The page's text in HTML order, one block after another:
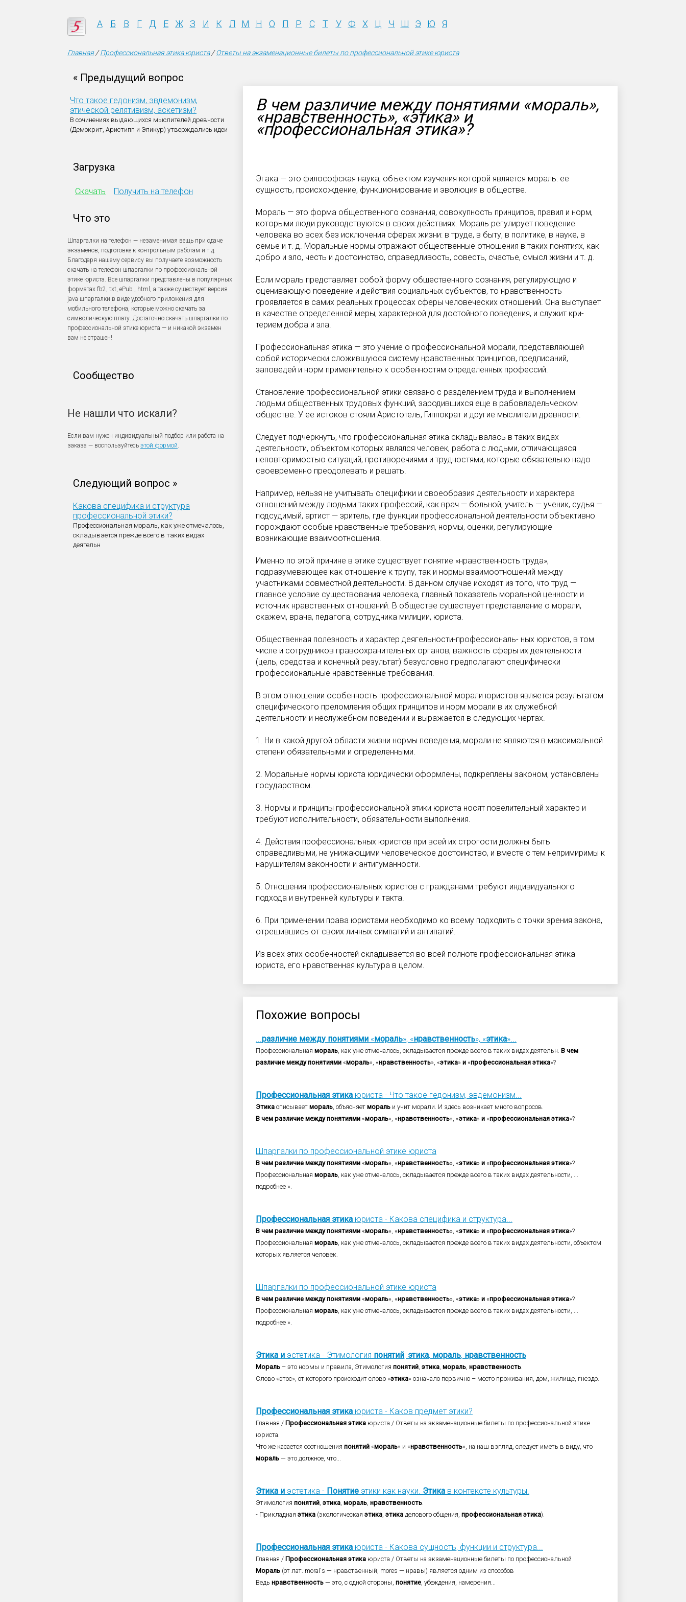
А Б В Г Д Е Ж З И К Л М Н О П Р С Т У Ф Х Ц Ч Ш Э Ю Я
Главная/Профессиональная этика юриста/Ответы на экзаменационные билеты по профессиональной этике юриста
« Предыдущий вопрос
Что такое гедонизм, эвдемонизм,
этической релятивизм, аскетизм?
В сочинениях выдающихся мыслителей древности
(Демокрит, Ари­стипп и Эпикур) утверждались идеи
Загрузка
Скачать Получить на телефон
Что это
Шпаргалки на телефон — незаменимая вещь при сдаче
экзаменов, подготовке к контрольным работам и т.д.
Благодаря нашему сервису вы получаете возможность
скачать на телефон шпаргалки по профессиональной
этике юриста. Все шпаргалки представлены в популярных
форматах fb2, txt, ePub , html, а также существует версия
java шпаргалки в виде удобного приложения для
мобильного телефона, которые можно скачать за
символическую плату. Достаточно скачать шпаргалки по
профессиональной этике юриста — и никакой экзамен
вам не страшен!
Сообщество
Не нашли что искали?
Если вам нужен индивидуальный подбор или работа на
заказа — воспользуйтесь этой формой.
Следующий вопрос »
Какова специфика и структура
профессиональной этики?
Профессиональная мораль, как уже отмечалось,
складывается прежде всего в таких видах
деятельн
В чем различие между понятиями «мораль»,
«нравственность», «этика» и
«профессиональная этика»?
Эгака — это философская наука, объектом изучения которой явля­ется мораль: ее
сущность, происхождение, функционирование и эво­люция в обществе.
Мораль — это форма общественного сознания, совокупность прин­ципов, правил и норм,
которыми люди руководствуются в своих дей­ствиях. Мораль регулирует поведение
человека во всех без исключе­ния сферах жизни: в труде, в быту, в политике, в науке, в
семье и т. д. Моральные нормы отражают общественные отношения в таких поня­тиях, как
добро и зло, честь и достоинство, справедливость, совесть, счастье, смысл жизни и т. д.
Если мораль представляет собой форму общественного сознания, регулирующую и
оценивающую поведение и действия социальных субъектов, то нравственность
проявляется в самих реальных процес­сах сферы человеческих отношений. Она выступает
в качестве опре­деленной меры, характерной для достойного поведения, и служит кри­
терием добра и зла.
Профессиональная этика — это учение о профессиональной морали, представляющей
собой исторически сложившуюся систему нравствен­ных принципов, предписаний,
заповедей и норм применительно к осо­бенностям определенных профессий.
Становление профессиональной этики связано с разделением труда и выполнением
людьми общественных трудовых функций, зародив­шихся еще в рабовладельческом
обществе. У ее истоков стояли Ари­стотель, Гиппократ и другие мыслители древности.
Следует подчеркнуть, что профессиональная этика складывалась в таких видах
деятельности, объектом которых являлся человек, работа с людьми, отличающаяся
неповторимостью ситуаций, противоречиями и трудностями, которые обязательно надо
своевременно преодолевать и решать.
Например, нельзя не учитывать специфики и своеобразия деятель­ности и характера
отношений между людьми таких профессий, как врач — больной, учитель — ученик, судья —
подсудимый, артист — зритель, где функции профессиональной деятельности объективно
порождают особые нравственные требования, нормы, оценки, регули­рующие
возникающие взаимоотношения.
Именно по этой причине в этике существует понятие «нравствен­ность труда»,
подразумевающее как отношение к трупу, так и нормы взаимоотношений между
участниками совместной деятельности. В дан­ном случае исходят из того, что труд —
главное условие существования человека, главный показатель моральной ценности и
источник нрав­ственных отношений. В обществе существует представление о мо­рали,
скажем, врача, педагога, сотрудника милиции, юриста.
Общественная полезность и характер деягельности-профессиональ- ных юристов, в том
числе и сотрудников правоохранительных орга­нов, важность сферы их деятельности
(цель, средства и конечный ре­зультат) безусловно предполагают специфически
профессиональные нравственные требования.
В этом отношении особенность профессиональной морали юристов является результатом
специфического преломления общих принци­пов и норм морали в их служебной
деятельности и неслужебном пове­дении и выражается в следующих чертах.
1. Ни в какой другой области жизни нормы поведения, морали не яв­ляются в максимальной
степени обязательными и определенными.
2. Моральные нормы юриста юридически оформлены, подкреплены законом, установлены
государством.
3. Нормы и принципы профессиональной этики юриста носят пове­лительный характер и
требуют исполнительности, обязательности выполнения.
4. Действия профессиональных юристов при всей их строгости должны быть
справедливыми, не унижающими человеческое достоинство, и вместе с тем непримиримы к
нарушителям законности и антигу­манности.
5. Отношения профессиональных юристов с гражданами требуют индивидуального
подхода и внутренней культуры и такта.
6. При применении права юристами необходимо ко всему подходить с точки зрения закона,
отрешившись от своих личных симпатий и ан­типатий.
Из всех этих особенностей складывается во всей полноте профес­сиональная этика
юриста, его нравственная культура в целом.
Похожие вопросы
...различие между понятиями «мораль», «нравственность», «этика»...
Профессиональная мораль, как уже отмечалось, складывается прежде всего в таких видах деятельн. В чем
различие между понятиями «мораль», «нравственность», «этика» и «профессиональная этика»?
Профессиональная этика юриста - Что такое гедонизм, эвдемонизм...
Этика описывает мораль, объясняет мораль и учит морали. И здесь возникает много вопросов.
В чем различие между понятиями «мораль», «нравственность», «этика» и «профессиональная этика»?
Шпаргалки по профессиональной этике юриста
В чем различие между понятиями «мораль», «нравственность», «этика» и «профессиональная этика»?
Профессиональная мораль, как уже отмечалось, складывается прежде всего в таких видах деятельности, ...
подробнее ».
Профессиональная этика юриста - Какова специфика и структура...
В чем различие между понятиями «мораль», «нравственность», «этика» и «профессиональная этика»?
Профессиональная мораль, как уже отмечалось, складывается прежде всего в таких видах деятельности, объектом
которых является человек.
Шпаргалки по профессиональной этике юриста
В чем различие между понятиями «мораль», «нравственность», «этика» и «профессиональная этика»?
Профессиональная мораль, как уже отмечалось, складывается прежде всего в таких видах деятельности, ...
подробнее ».
Этика и эстетика - Этимология понятий, этика, мораль, нравственность
Мораль – это нормы и правила, Этимология понятий, этика, мораль, нравственность.
Слово «этос», от которого происходит слово «этика» означало первично – место проживания, дом, жилище, гнездо.
Профессиональная этика юриста - Каков предмет этики?
Главная / Профессиональная этика юриста / Ответы на экзаменационные билеты по профессиональной этике
юриста.
Что же касается соотношения понятий «мораль» и «нравственность», на наш взгляд, следует иметь в виду, что
мораль — это должное, что...
Этика и эстетика - Понятие этики как науки. Этика в контексте культуры.
Этимология понятий, этика, мораль, нравственность.
- Прикладная этика (экологическая этика, этика делового общения, профессиональная этика).
Профессиональная этика юриста - Какова сущность, функции и структура...
Главная / Профессиональная этика юриста / Ответы на экзаменационные билеты по профессиональной
Мораль (от лат. moral's — нравственный, mores — нравы) является одним из способов
Ведь нравственность — это, с одной стороны, понятие, убеждения, намерения...